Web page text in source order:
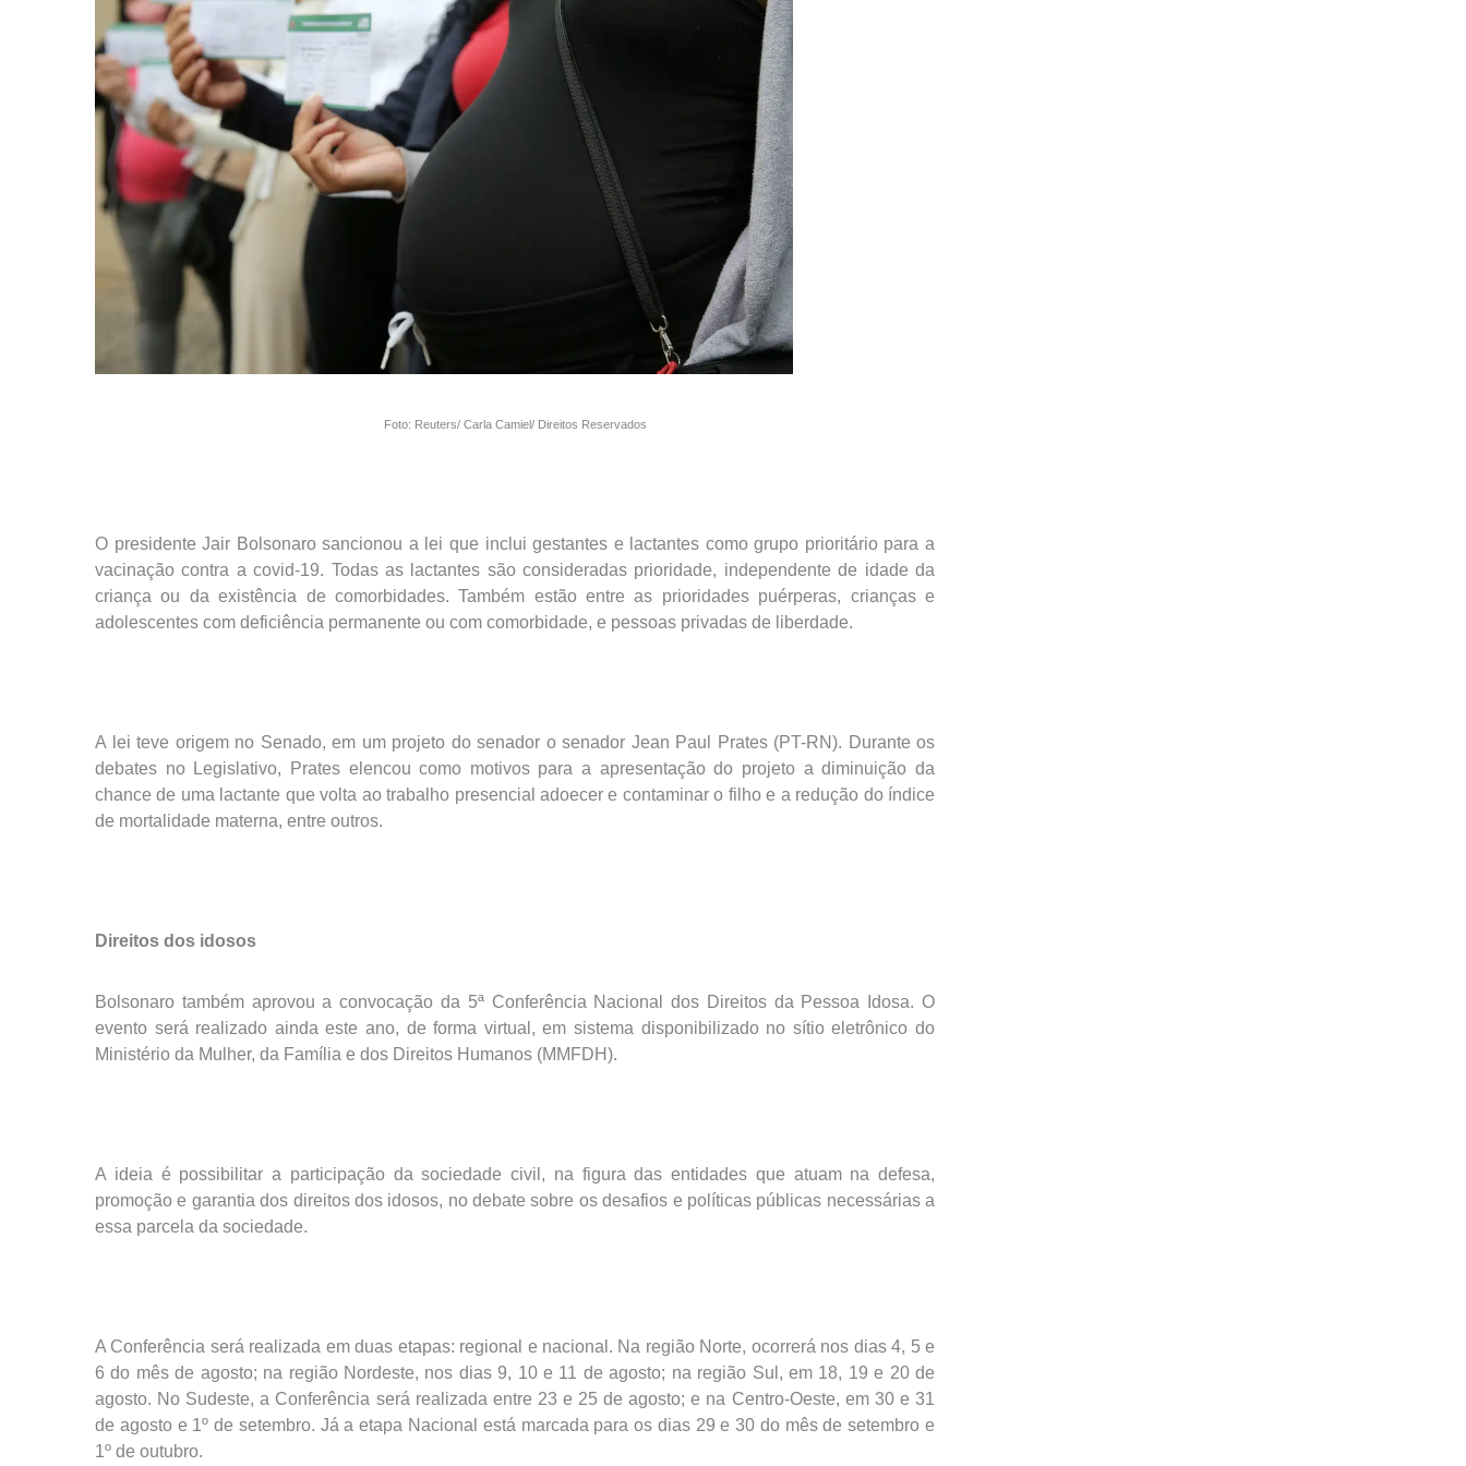
Foto: Reuters/ Carla Camiel/ Direitos Reservados
O presidente Jair Bolsonaro sancionou a lei que inclui gestantes e lactantes como grupo prioritário para a
vacinação contra a covid-19. Todas as lactantes são consideradas prioridade, independente de idade da
criança ou da existência de comorbidades. Também estão entre as prioridades puérperas, crianças e
adolescentes com deficiência permanente ou com comorbidade, e pessoas privadas de liberdade.
A lei teve origem no Senado, em um projeto do senador o senador Jean Paul Prates (PT-RN). Durante os
debates no Legislativo, Prates elencou como motivos para a apresentação do projeto a diminuição da
chance de uma lactante que volta ao trabalho presencial adoecer e contaminar o filho e a redução do índice
de mortalidade materna, entre outros.
Direitos dos idosos
Bolsonaro também aprovou a convocação da 5ª Conferência Nacional dos Direitos da Pessoa Idosa. O
evento será realizado ainda este ano, de forma virtual, em sistema disponibilizado no sítio eletrônico do
Ministério da Mulher, da Família e dos Direitos Humanos (MMFDH).
A ideia é possibilitar a participação da sociedade civil, na figura das entidades que atuam na defesa,
promoção e garantia dos direitos dos idosos, no debate sobre os desafios e políticas públicas necessárias a
essa parcela da sociedade.
A Conferência será realizada em duas etapas: regional e nacional. Na região Norte, ocorrerá nos dias 4, 5 e
6 do mês de agosto; na região Nordeste, nos dias 9, 10 e 11 de agosto; na região Sul, em 18, 19 e 20 de
agosto. No Sudeste, a Conferência será realizada entre 23 e 25 de agosto; e na Centro-Oeste, em 30 e 31
de agosto e 1º de setembro. Já a etapa Nacional está marcada para os dias 29 e 30 do mês de setembro e
1º de outubro.